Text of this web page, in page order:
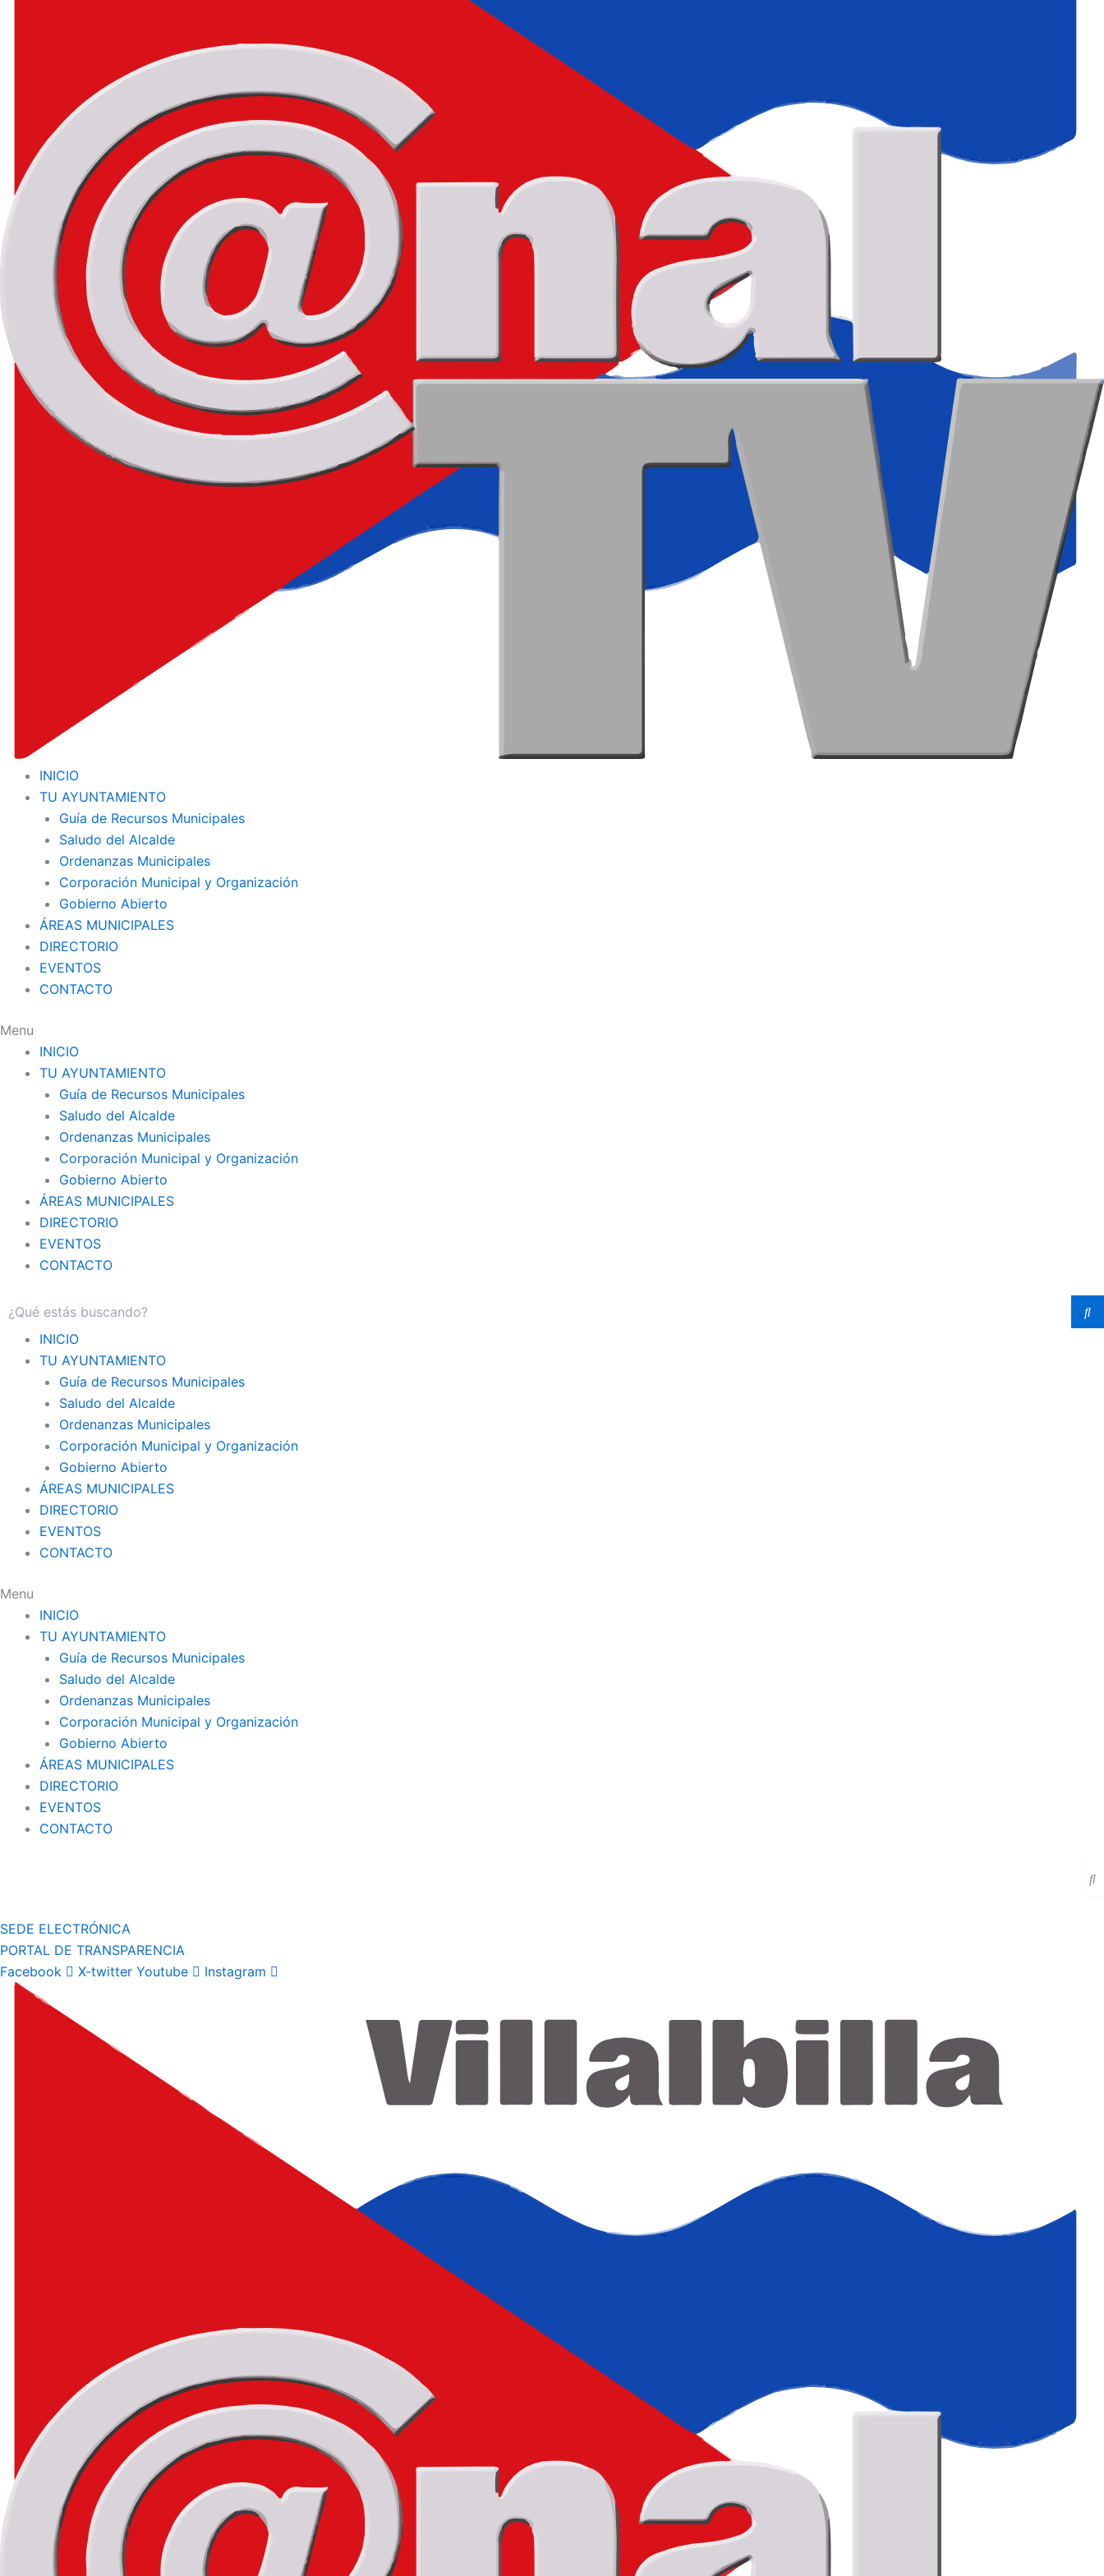
INICIO
TU AYUNTAMIENTO
Guía de Recursos Municipales
Saludo del Alcalde
Ordenanzas Municipales
Corporación Municipal y Organización
Gobierno Abierto
ÁREAS MUNICIPALES
DIRECTORIO
EVENTOS
CONTACTO
Menu
INICIO
TU AYUNTAMIENTO
Guía de Recursos Municipales
Saludo del Alcalde
Ordenanzas Municipales
Corporación Municipal y Organización
Gobierno Abierto
ÁREAS MUNICIPALES
DIRECTORIO
EVENTOS
CONTACTO
INICIO
TU AYUNTAMIENTO
Guía de Recursos Municipales
Saludo del Alcalde
Ordenanzas Municipales
Corporación Municipal y Organización
Gobierno Abierto
ÁREAS MUNICIPALES
DIRECTORIO
EVENTOS
CONTACTO
Menu
INICIO
TU AYUNTAMIENTO
Guía de Recursos Municipales
Saludo del Alcalde
Ordenanzas Municipales
Corporación Municipal y Organización
Gobierno Abierto
ÁREAS MUNICIPALES
DIRECTORIO
EVENTOS
CONTACTO
SEDE ELECTRÓNICA
PORTAL DE TRANSPARENCIA
Facebook
X-twitter Youtube Instagram